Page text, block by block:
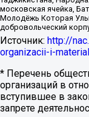
московская ячейка,
Молодёжь Которая
добровольческий
Источник: http://
organizacii-i-
* Перечень
организаций в
вступившее в
запрете